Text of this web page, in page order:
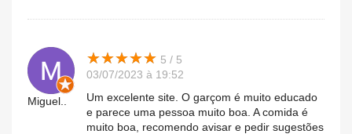
Miguel..
★★★★★
★★★★★ 5 / 5
03/07/2023 à 19:52
Um excelente site. O garçom é muito educado
e parece uma pessoa muito boa. A comida é
muito boa, recomendo avisar e pedir sugestões